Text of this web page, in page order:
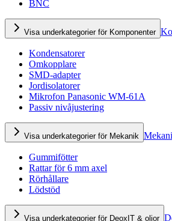
BNC
Visa underkategorier för Komponenter
Kondensatorer
Omkopplare
SMD-adapter
Jordisolatorer
Mikrofon Panasonic WM-61A
Passiv nivåjustering
Visa underkategorier för Mekanik
Gummifötter
Rattar för 6 mm axel
Rörhållare
Lödstöd
Visa underkategorier för DeoxIT & oljor